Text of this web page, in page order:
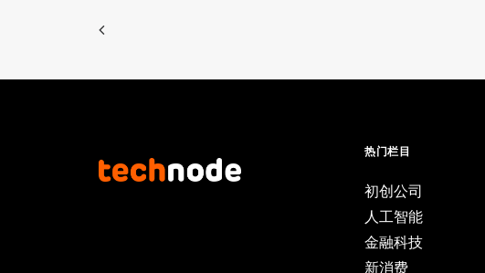
热门栏目
初创公司
人工智能
金融科技
新消费